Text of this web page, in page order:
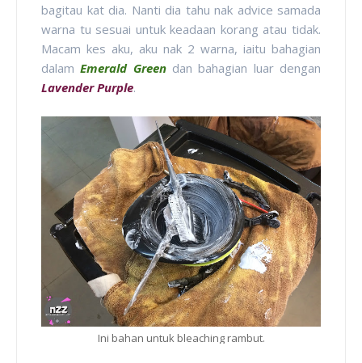
bagitau kat dia. Nanti dia tahu nak advice samada
warna tu sesuai untuk keadaan korang atau tidak.
Macam kes aku, aku nak 2 warna, iaitu bahagian
dalam Emerald Greendan bahagian luar dengan
Lavender Purple.
Ini bahan untuk bleaching rambut.